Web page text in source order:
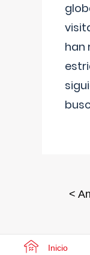
han
<
Inicio